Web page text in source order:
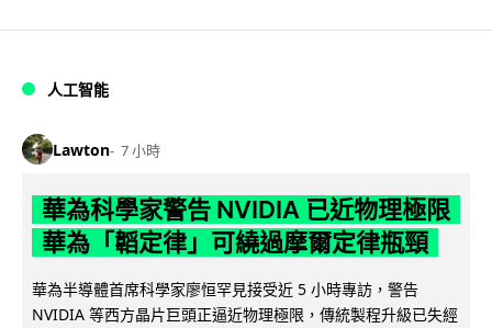
人工智能
Lawton 7 小時
華為科學家警告 NVIDIA 已近物理極限
華為「韜定律」可繞過摩爾定律瓶頸
華為半導體首席科學家廖恒罕見接受近 5 小時專訪，警告
NVIDIA 等西方晶片巨頭正逼近物理極限，傳統製程升級已失經